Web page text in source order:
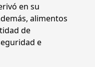
en su
alimentos
de
e